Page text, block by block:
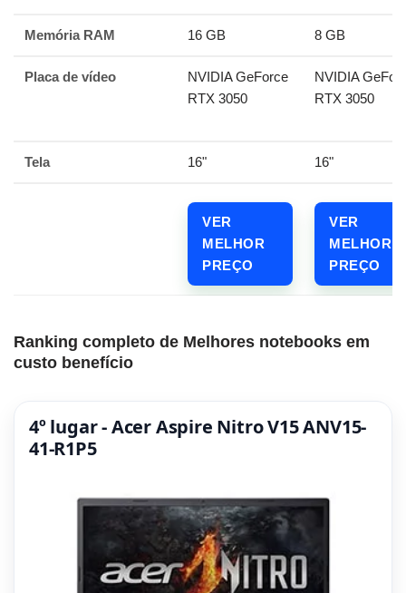
Memória RAM 16 GB 8 GB
Placa de vídeo
NVIDIA GeForce
RTX 3050
NVIDIA
RTX 3050
Tela 16" 16"
VER
MELHOR
PREÇO
VER
MELHOR
PREÇO
Ranking completo de Melhores notebooks em
custo benefício
4º lugar - Acer Aspire Nitro V15 ANV15-
41-R1P5